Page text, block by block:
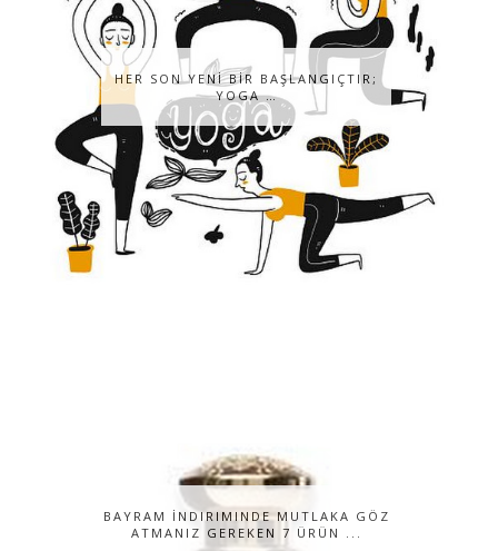
HER SON YENİ BİR BAŞLANGIÇTIR;
YOGA …
BAYRAM İNDIRIMINDE MUTLAKA GÖZ
ATMANIZ GEREKEN 7 ÜRÜN ...